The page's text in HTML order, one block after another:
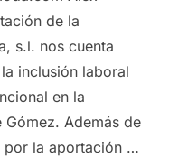
de la
s.l. nos cuenta
inclusión laboral
en la
Gómez. Además de
por la aportación …